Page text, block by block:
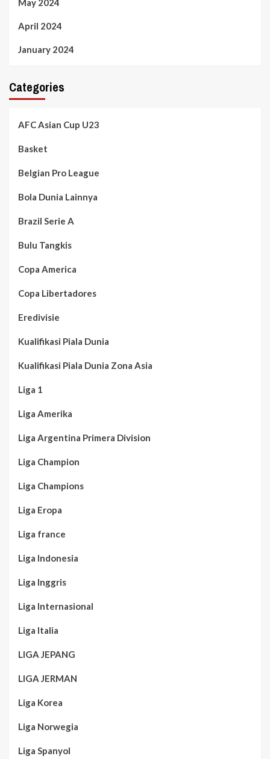
April 2024
January 2024
Categories
AFC Asian Cup U23
Basket
Belgian Pro League
Bola Dunia Lainnya
Brazil Serie A
Bulu Tangkis
Copa America
Copa Libertadores
Eredivisie
Kualifikasi Piala Dunia
Kualifikasi Piala Dunia Zona Asia
Liga 1
Liga Amerika
Liga Argentina Primera Division
Liga Champion
Liga Champions
Liga Eropa
Liga france
Liga Indonesia
Liga Inggris
Liga Internasional
Liga Italia
LIGA JEPANG
LIGA JERMAN
Liga Korea
Liga Norwegia
Liga Spanyol